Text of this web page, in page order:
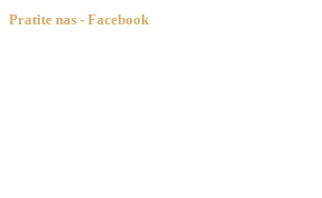
Pratite nas - Facebook